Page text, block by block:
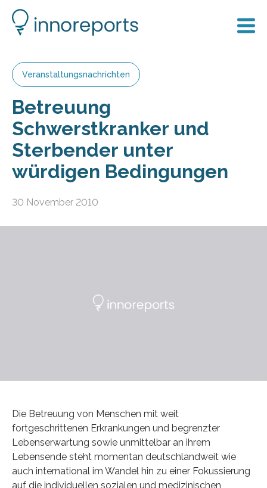
Veranstaltungsnachrichten
Betreuung
Schwerstkranker und
Sterbender unter
würdigen Bedingungen
30 November 2010
Die Betreuung von Menschen mit weit
fortgeschrittenen Erkrankungen und begrenzter
Lebenserwartung sowie unmittelbar an ihrem
Lebensende steht momentan deutschlandweit wie
auch international im Wandel hin zu einer Fokussierung
auf die individuellen sozialen und medizinischen